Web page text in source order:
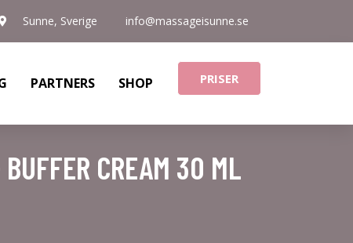
Sunne, Sverige info@massageisunne.se
PARTNERS SHOP PRISER
CREAM 30 ML